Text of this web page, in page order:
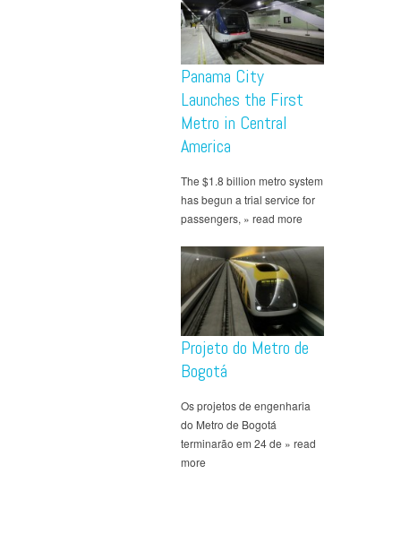
Panama City
Launches the First
Metro in Central
America
The $1.8 billion metro system
has begun a trial service for
passengers, » read more
Projeto do Metro de
Bogotá
Os projetos de engenharia
do Metro de Bogotá
terminarão em 24 de » read
more